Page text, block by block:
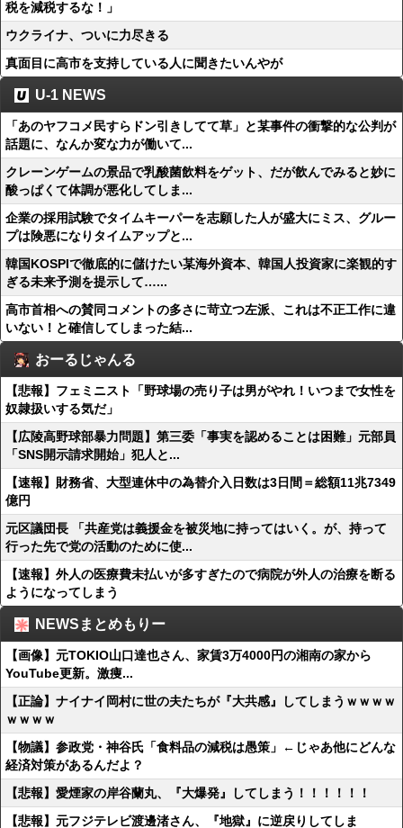
税を減税するな！」
ウクライナ、ついに力尽きる
真面目に高市を支持している人に聞きたいんやが
U-1 NEWS
「あのヤフコメ民すらドン引きしてて草」と某事件の衝撃的な公判が
話題に、なんか変な力が働いて...
クレーンゲームの景品で乳酸菌飲料をゲット、だが飲んでみると妙に
酸っぱくて体調が悪化してしま...
企業の採用試験でタイムキーパーを志願した人が盛大にミス、グルー
プは険悪になりタイムアップと...
韓国KOSPIで徹底的に儲けたい某海外資本、韓国人投資家に楽観的す
ぎる未来予測を提示して…...
高市首相への賛同コメントの多さに苛立つ左派、これは不正工作に違
いない！と確信してしまった結...
おーるじゃんる
【悲報】フェミニスト「野球場の売り子は男がやれ！いつまで女性を
奴隷扱いする気だ」
【広陵高野球部暴力問題】第三委「事実を認めることは困難」元部員
「SNS開示請求開始」犯人と...
【速報】財務省、大型連休中の為替介入日数は3日間＝総額11兆7349
億円
元区議団長 「共産党は義援金を被災地に持ってはいく。が、持って
行った先で党の活動のために使...
【速報】外人の医療費未払いが多すぎたので病院が外人の治療を断る
ようになってしまう
NEWSまとめもりー
【画像】元TOKIO山口達也さん、家賃3万4000円の湘南の家から
YouTube更新。激痩...
【正論】ナイナイ岡村に世の夫たちが『大共感』してしまうｗｗｗｗ
ｗｗｗｗ
【物議】参政党・神谷氏「食料品の減税は愚策」←じゃあ他にどんな
経済対策があるんだよ？
【悲報】愛煙家の岸谷蘭丸、『大爆発』してしまう！！！！！！
【悲報】元フジテレビ渡邊渚さん、『地獄』に逆戻りしてしま